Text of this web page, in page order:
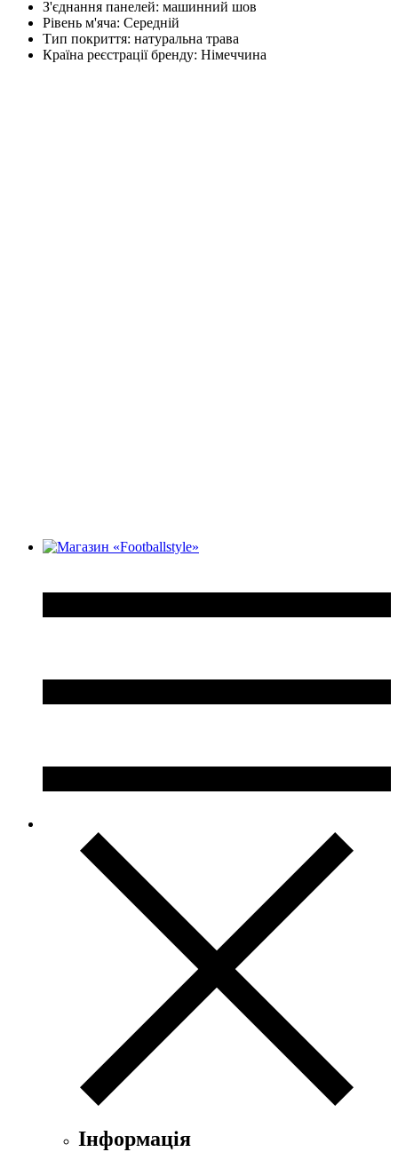
З'єднання панелей: машинний шов
Рівень м'яча: Середній
Тип покриття: натуральна трава
Країна реєстрації бренду: Німеччина
Інформація